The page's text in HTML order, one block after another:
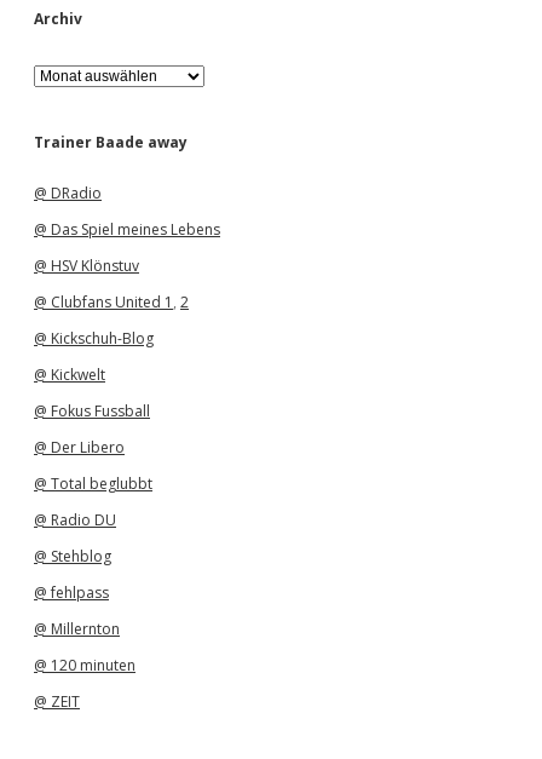
Archiv
A
r
h
Trainer Baade away
@ DRadio
@ Das Spiel meines Lebens
@ HSV Klönstuv
@ Clubfans United 1 , 2
@ Kickschuh-Blog
@ Kickwelt
@ Fokus Fussball
@ Der Libero
@ Total beglubbt
@ Radio DU
@ Stehblog
@ fehlpass
@ Millernton
@ 120 minuten
@ ZEIT